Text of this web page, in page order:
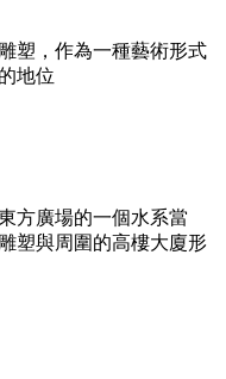
塑，作為一種藝術形式
地位
方廣場的一個水系當
塑與周圍的高樓大廈形